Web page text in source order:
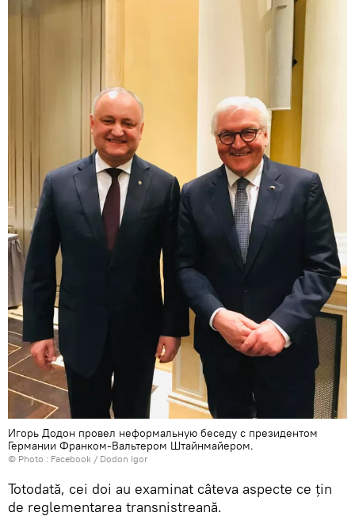
Игорь Додон провел неформальную беседу с президентом
Германии Франком-Вальтером Штайнмайером.
© Photo : Facebook / Dodon Igor
Totodată, cei doi au examinat câteva aspecte ce țin
de reglementarea transnistreană.